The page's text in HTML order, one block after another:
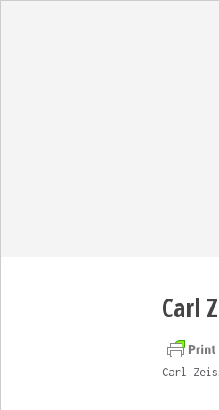
Carl
Carl